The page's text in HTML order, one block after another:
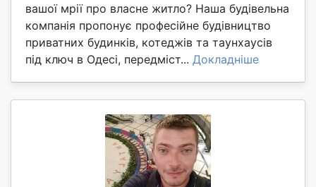
вашої мрії про власне житло? Наша будівельна
компанія пропонує професійне будівництво
приватних будинків, котеджів та таунхаусів
під ключ в Одесі, передміст... Докладніше